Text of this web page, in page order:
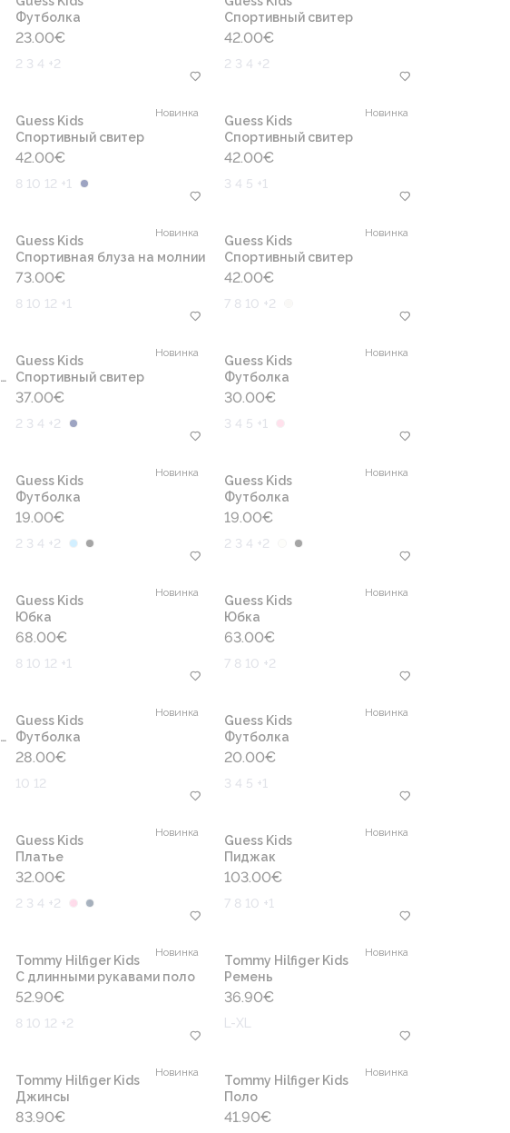
Футболка
23.00€
2 3 4 +2
Cпортивный свитер
42.00€
2 3 4 +2
Новинка
Guess Kids
Cпортивный свитер
42.00€
8 10 12 +1
Новинка
Guess Kids
Cпортивный свитер
42.00€
3 4 5 +1
Новинка
Guess Kids
Спортивная блуза на молнии
73.00€
8 10 12 +1
Новинка
Guess Kids
Cпортивный свитер
42.00€
7 8 10 +2
Новинка
Guess Kids
Cпортивный свитер
37.00€
2 3 4 +2
Новинка
Guess Kids
Футболка
30.00€
3 4 5 +1
Новинка
Guess Kids
Футболка
19.00€
2 3 4 +2
Новинка
Guess Kids
Футболка
19.00€
2 3 4 +2
Новинка
Guess Kids
Юбка
68.00€
8 10 12 +1
Новинка
Guess Kids
Юбка
63.00€
7 8 10 +2
Новинка
Guess Kids
Футболка
28.00€
10 12
Новинка
Guess Kids
Футболка
20.00€
3 4 5 +1
Новинка
Guess Kids
Платье
32.00€
2 3 4 +2
Новинка
Guess Kids
Пиджак
103.00€
7 8 10 +1
Новинка
Tommy Hilfiger Kids
С длинными рукавами поло
52.90€
8 10 12 +2
Новинка
Tommy Hilfiger Kids
Ремень
36.90€
L-XL
Новинка
Tommy Hilfiger Kids
Джинсы
83.90€
Новинка
Tommy Hilfiger Kids
Поло
41.90€